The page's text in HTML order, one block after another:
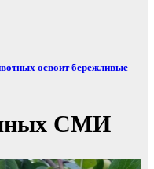
освоит бережливые